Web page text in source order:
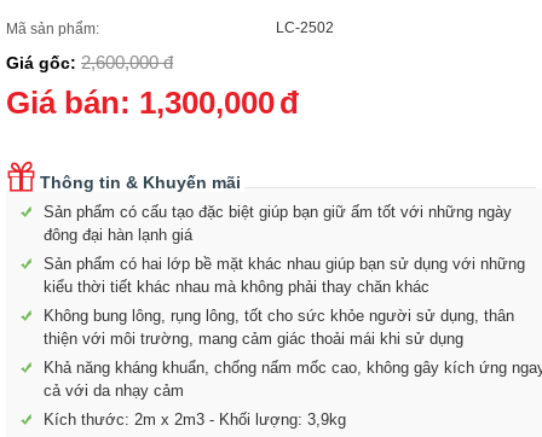
Mã sản phẩm: LC-2502
Giá gốc: 2,600,000 đ
Giá bán: 1,300,000đ
Thông tin & Khuyến mãi
Sản phẩm có cấu tạo đặc biệt giúp bạn giữ ấm tốt với những ngày
đông đại hàn lạnh giá
Sản phẩm có hai lớp bề mặt khác nhau giúp bạn sử dụng với những
kiểu thời tiết khác nhau mà không phải thay chăn khác
Không bung lông, rụng lông, tốt cho sức khỏe người sử dụng, thân
thiện với môi trường, mang cảm giác thoải mái khi sử dụng
Khả năng kháng khuẩn, chống nấm mốc cao, không gây kích ứng
cả với da nhạy cảm
Kích thước: 2m x 2m3 - Khối lượng: 3,9kg